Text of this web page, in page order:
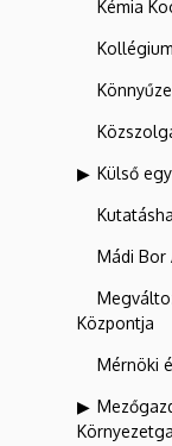
Kémia
Külső
Mádi Bor
Központja
Mérnöki